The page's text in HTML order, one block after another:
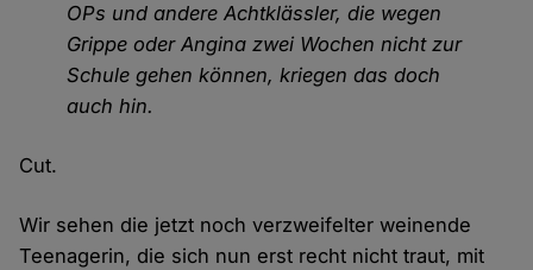
OPs und andere Achtklässler, die wegen
Grippe oder Angina zwei Wochen nicht zur
Schule gehen können, kriegen das doch
auch hin.
Cut.
Wir sehen die jetzt noch verzweifelter weinende
Teenagerin, die sich nun erst recht nicht traut, mit